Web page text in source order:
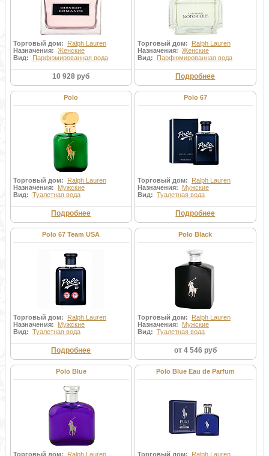
Торговый дом: Ralph Lauren
Назначения: Женские
Вид: Парфюмированная вода
10 928 руб
Торговый дом: Ralph Lauren
Назначения: Женские
Вид: Парфюмированная вода
Подробнее
Polo
Торговый дом: Ralph Lauren
Назначения: Мужские
Вид: Туалетная вода
Подробнее
Polo 67
Торговый дом: Ralph Lauren
Назначения: Мужские
Вид: Туалетная вода
Подробнее
Polo 67 Team USA
Торговый дом: Ralph Lauren
Назначения: Мужские
Вид: Туалетная вода
Подробнее
Polo Black
Торговый дом: Ralph Lauren
Назначения: Мужские
Вид: Туалетная вода
от 4 546 руб
Polo Blue
Торговый дом: Ralph Lauren
Polo Blue Eau de Parfum
Торговый дом: Ralph Lauren